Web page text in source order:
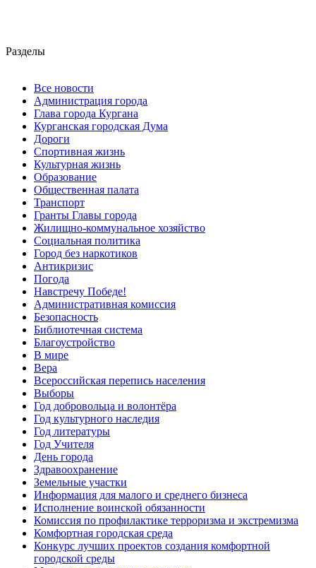
Разделы
Все новости
Администрация города
Глава города Кургана
Курганская городская Дума
Дороги
Спортивная жизнь
Культурная жизнь
Образование
Общественная палата
Транспорт
Гранты Главы города
Жилищно-коммунальное хозяйство
Социальная политика
Город без наркотиков
Антикризис
Погода
Навстречу Победе!
Административная комиссия
Безопасность
Библиотечная система
Благоустройство
В мире
Вера
Всероссийская перепись населения
Выборы
Год добровольца и волонтёра
Год культурного наследия
Год литературы
Год Учителя
День города
Здравоохранение
Земельные участки
Информация для малого и среднего бизнеса
Исполнение воинской обязанности
Комиссия по профилактике терроризма и экстремизма
Комфортная городская среда
Конкурс лучших проектов создания комфортной
городской среды